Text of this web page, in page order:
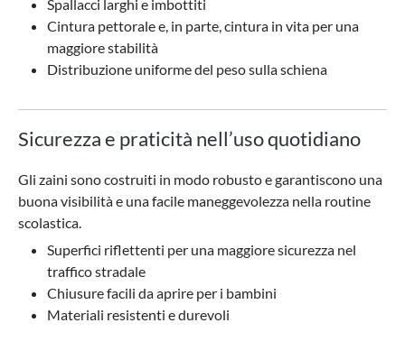
Spallacci larghi e imbottiti
Cintura pettorale e, in parte, cintura in vita per una
maggiore stabilità
Distribuzione uniforme del peso sulla schiena
Sicurezza e praticità nell’uso quotidiano
Gli zaini sono costruiti in modo robusto e garantiscono una
buona visibilità e una facile maneggevolezza nella routine
scolastica.
Superfici riflettenti per una maggiore sicurezza nel
traffico stradale
Chiusure facili da aprire per i bambini
Materiali resistenti e durevoli